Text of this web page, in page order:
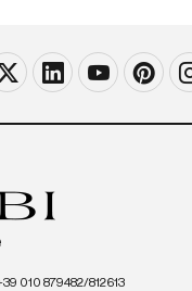
010 879482/812613